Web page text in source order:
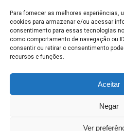
Para fornecer as melhores experiências,
cookies para armazenar e/ou acessar
consentimento para essas tecnologias
como comportamento de navegação ou
consentir ou retirar o consentimento
recursos e funções.
Aceitar
Negar
Ver
MAPA DO SITE
SEDE DO ADMINISTRATIVO